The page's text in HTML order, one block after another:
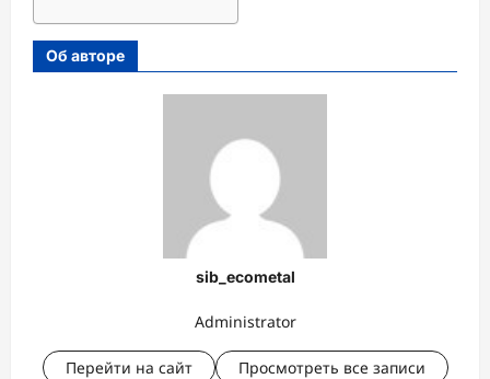
Об авторе
sib_ecometal
Administrator
Перейти на сайт Просмотреть все записи